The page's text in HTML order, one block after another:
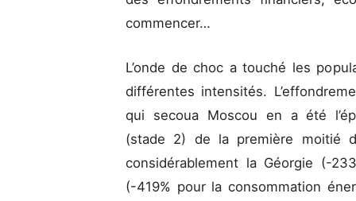
commencer…
L’onde de choc a touché les
différentes intensités.
qui secoua Moscou en a été
(stade 2) de la première moitié
considérablement la Géorgie (-
(-419% pour la consommation